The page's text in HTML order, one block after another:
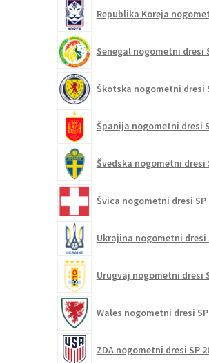
Republika Koreja
Senegal nogometni dresi
Škotska nogometni dresi
Španija nogometni dresi
Švedska nogometni dresi
Švica nogometni dresi SP
Ukrajina nogometni dresi
Urugvaj nogometni dresi
Wales nogometni dresi SP
ZDA nogometni dresi SP